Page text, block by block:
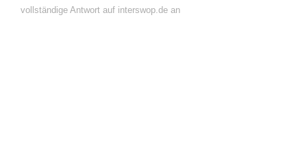
vollständige Antwort auf interswop.de an